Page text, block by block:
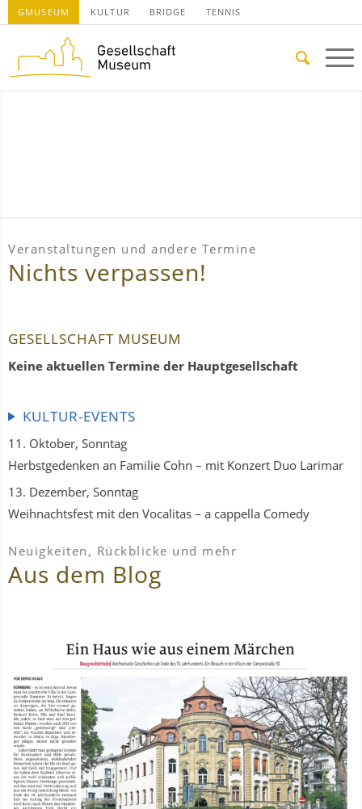
GMUSEUM KULTUR BRIDGE TENNIS
Veranstaltungen und andere Termine
Nichts verpassen!
GESELLSCHAFT MUSEUM
Keine aktuellen Termine der Hauptgesellschaft
KULTUR-EVENTS
11. Oktober, Sonntag
Herbstgedenken an Familie Cohn – mit Konzert Duo Larimar
13. Dezember, Sonntag
Weihnachtsfest mit den Vocalitas – a cappella Comedy
Neuigkeiten, Rückblicke und mehr
Aus dem Blog